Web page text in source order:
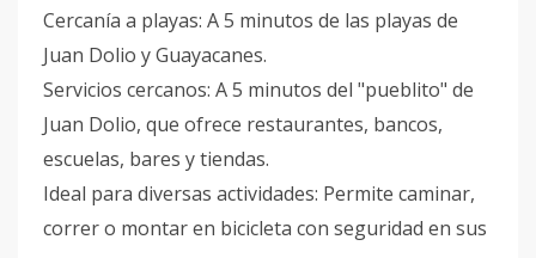
Cercanía a playas: A 5 minutos de las playas de
Juan Dolio y Guayacanes.
Servicios cercanos: A 5 minutos del "pueblito" de
Juan Dolio, que ofrece restaurantes, bancos,
escuelas, bares y tiendas.
Ideal para diversas actividades: Permite caminar,
correr o montar en bicicleta con seguridad en sus